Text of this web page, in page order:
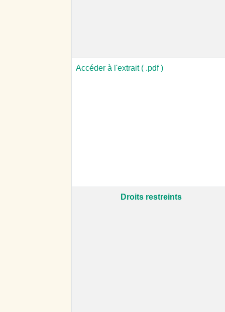
Accéder à l'extrait ( .pdf )
Droits restreints